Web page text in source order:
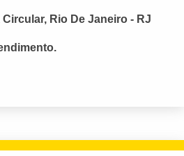
Circular, Rio De Janeiro - RJ